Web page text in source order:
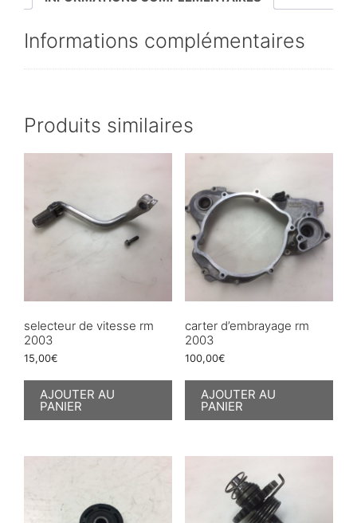
Informations complémentaires
Produits similaires
selecteur de vitesse rm
2003
15,00€
AJOUTER AU
PANIER
carter d’embrayage rm
2003
100,00€
AJOUTER AU
PANIER